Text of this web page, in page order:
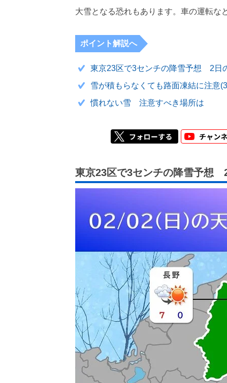
大雪となる恐れもあります。車の運転な
ポイント解説へ
東京23区で3センチの降雪予想 2日
雪が積もらなくても路面凍結に注意
慣れない雪 注意すべき場所は
東京23区で3センチの降雪予想